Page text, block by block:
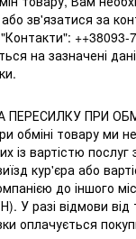
зв'язатися за
"Контакти": ++38093-
на зазначені
ПЕРЕСИЛКУ ПРИ
обміні товару ми
із вартістю послуг
кур'єра або
до іншого
У разі відмови від
оплачується